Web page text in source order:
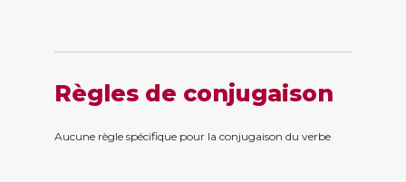
Règles de conjugaison
Aucune règle spécifique pour la conjugaison du verbe